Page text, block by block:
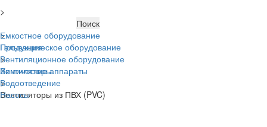
Емкостное оборудование
Гальваническое оборудование
Вентиляционное оборудование
Химические аппараты
Водоотведение
Насосы
>
>
Продукция
>
Вентиляторы
>
Вентиляторы из ПВХ (PVC)